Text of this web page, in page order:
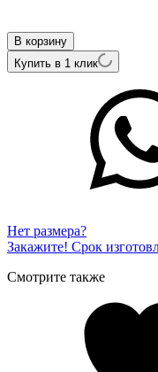
В корзину
Купить в 1 клик
Нет размера?
Закажите! Срок
Смотрите также